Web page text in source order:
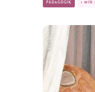
PÄDAGOGIK 1 MIN